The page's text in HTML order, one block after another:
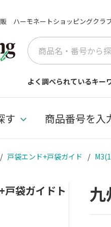
ハーモネートショッピングクラ
よく調べられているキー
す 商品番号を入
戸袋エンド+戸袋ガイド
九
戸袋ガイドト